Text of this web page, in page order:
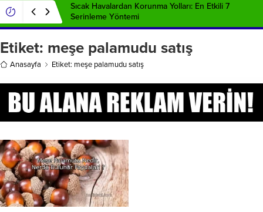
Sıcak Havalardan Korunma Yolları: En Etkili 7
Serinleme Yöntemi
Etiket: meşe palamudu satış
Anasayfa Etiket: meşe palamudu satış